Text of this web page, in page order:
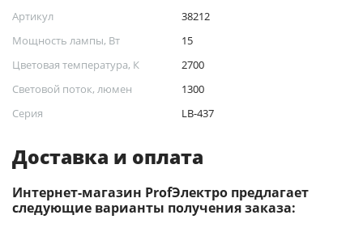
Артикул
38212
Мощность лампы, Вт
15
Цветовая температура, К
2700
Световой поток, люмен
1300
Серия
LB-437
Доставка и оплата
Интернет-магазин ProfЭлектро предлагает
следующие варианты получения заказа: